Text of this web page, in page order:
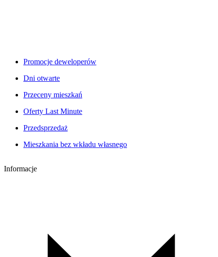
Promocje deweloperów
Dni otwarte
Przeceny mieszkań
Oferty Last Minute
Przedsprzedaż
Mieszkania bez wkładu własnego
Informacje